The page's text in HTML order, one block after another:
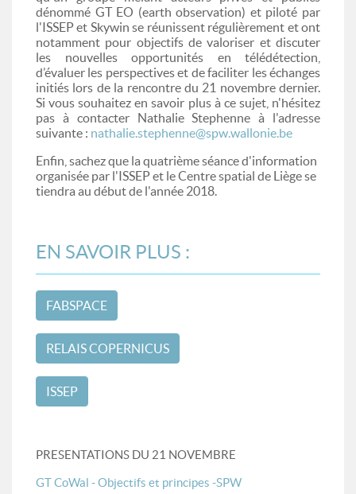
dénommé GT EO (earth observation) et piloté par
l'ISSEP et Skywin se réunissent régulièrement et ont
notamment pour objectifs de valoriser et discuter
les nouvelles opportunités en télédétection,
d’évaluer les perspectives et de faciliter les échanges
initiés lors de la rencontre du 21 novembre dernier.
Si vous souhaitez en savoir plus à ce sujet, n'hésitez
pas à contacter Nathalie Stephenne à l'adresse
suivante : nathalie.stephenne@spw.wallonie.be
Enfin, sachez que la quatrième séance d'information
organisée par l'ISSEP et le Centre spatial de Liège se
tiendra au début de l'année 2018.
EN SAVOIR PLUS :
FABSPACE
RELAIS COPERNICUS
ISSEP
PRESENTATIONS DU 21 NOVEMBRE
GT CoWal - Objectifs et principes -SPW